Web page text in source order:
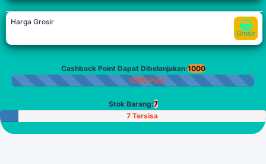
Harga Grosir
Cashback Point Dapat Dibelanjakan:1000
1000 Poin
Stok Barang:7
7 Tersisa